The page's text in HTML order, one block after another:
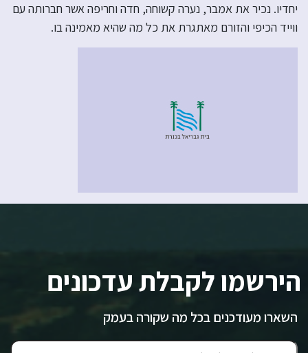
יחדיו. נכיר את אמבר, נערה קשוחה, חדה וחריפה אשר חברותה עם
ווייד הכיפי והזורם מאתגרת את כל מה שהיא מאמינה בו.
הירשמו לקבלת עדכונים
השארו מעודכנים בכל מה שקורה בעמק